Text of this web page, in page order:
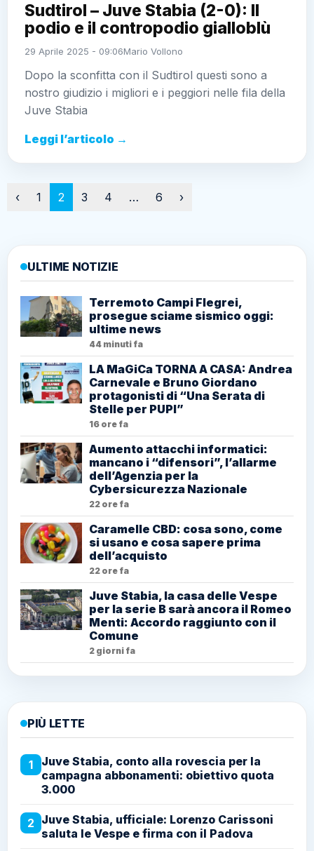
Sudtirol – Juve Stabia (2-0): Il
podio e il contropodio gialloblù
29 Aprile 2025 - 09:06Mario Vollono
Dopo la sconfitta con il Sudtirol questi sono a
nostro giudizio i migliori e i peggiori nelle fila della
Juve Stabia
Leggi l’articolo →
Paginazione
‹ 1 2 3 4 … 6 ›
ULTIME NOTIZIE
Terremoto Campi Flegrei,
prosegue sciame sismico oggi:
ultime news
44 minuti fa
LA MaGiCa TORNA A CASA: Andrea
Carnevale e Bruno Giordano
protagonisti di “Una Serata di
Stelle per PUPI”
16 ore fa
Aumento attacchi informatici:
mancano i “difensori”, l’allarme
dell’Agenzia per la
Cybersicurezza Nazionale
22 ore fa
Caramelle CBD: cosa sono, come
si usano e cosa sapere prima
dell’acquisto
22 ore fa
Juve Stabia, la casa delle Vespe
per la serie B sarà ancora il Romeo
Menti: Accordo raggiunto con il
Comune
2 giorni fa
PIÙ LETTE
1
Juve Stabia, conto alla rovescia per la
campagna abbonamenti: obiettivo quota
3.000
2 Juve Stabia, ufficiale: Lorenzo Carissoni
saluta le Vespe e firma con il Padova